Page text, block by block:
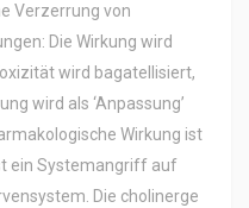
Verzerrung von
Die Wirkung wird
wird bagatellisiert,
wird als ‘Anpassung’
Wirkung ist
ein Systemangriff auf
Die cholinerge